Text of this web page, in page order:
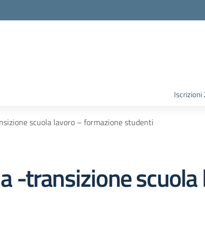
scuola lavoro – formazione studenti
-transizione